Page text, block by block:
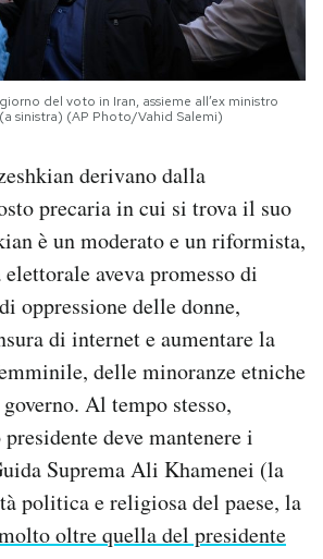
del voto in Iran, assieme all’ex ministro
sinistra) (AP Photo/Vahid Salemi)
derivano dalla
precaria in cui si trova il suo
è un moderato e un riformista,
aveva promesso di
oppressione delle donne,
di internet e aumentare la
delle minoranze etniche
Al tempo stesso,
deve mantenere i
Suprema Ali Khamenei (la
politica e religiosa del paese, la
oltre quella del presidente